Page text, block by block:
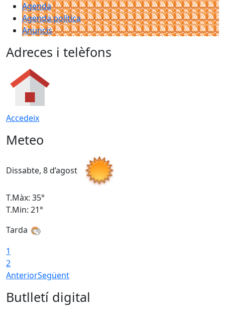
Agenda
Agenda política
Anuncis
Adreces i telèfons
Accedeix
Meteo
Dissabte, 8 d’agost
T.Màx: 35°
T.Min: 21°
Tarda
1
2
AnteriorSegüent
Butlletí digital